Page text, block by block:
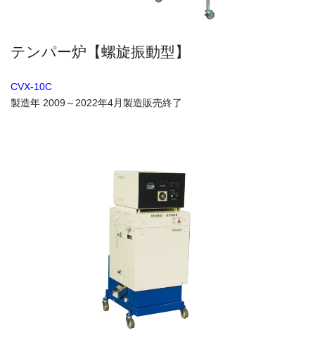
テンパー炉【螺旋振動型】
CVX-10C
製造年 2009～2022年4月製造販売終了